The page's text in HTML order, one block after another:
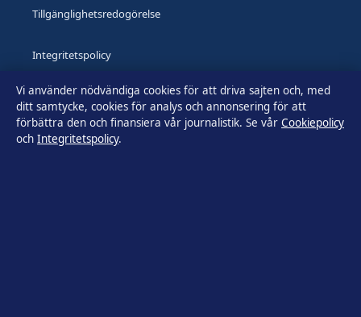
Tillgänglighetsredogörelse
Integritetspolicy
Kändisar & integritet
Vi använder nödvändiga cookies för att driva sajten och, med
ditt samtycke, cookies för analys och annonsering för att
förbättra den och finansiera vår journalistik. Se vår Cookiepolicy
och Integritetspolicy.